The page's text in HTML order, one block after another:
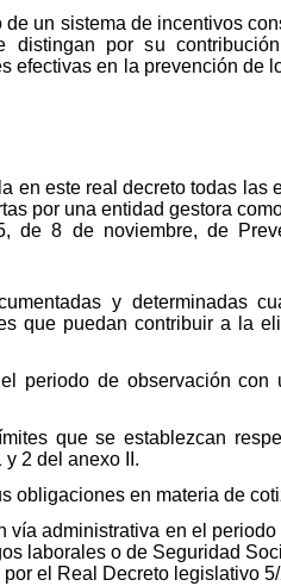
un sistema de incentivos
distingan por su
en la prevención de
en este real decreto todas
por una entidad gestora
de 8 de noviembre, de
y determinadas
que puedan contribuir a la
periodo de observación
que se establezcan
2 del anexo II.
obligaciones en materia de
administrativa en el
laborales o de Seguridad
el Real Decreto legislativo